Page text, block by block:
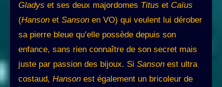
Gladys et ses deux majordomes Titus et Caïus
(Hanson et Sanson en VO) qui veulent lui dérober
sa pierre bleue qu’elle possède depuis son
enfance, sans rien connaître de son secret mais
juste par passion des bijoux. Si Sanson est ultra
costaud, Hanson est également un bricoleur de